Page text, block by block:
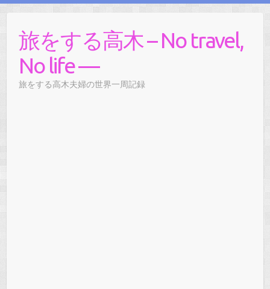
旅をする高木 – No travel,
No life —
旅をする高木夫婦の世界一周記録